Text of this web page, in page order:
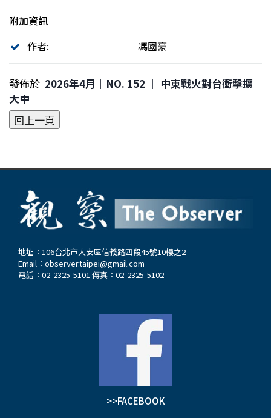
附加資訊
作者:
馮國豪
發佈於 2026年4月｜NO. 152 │ 中東戰火對台衝擊擴
大中
地址：106台北市大安區信義路四段45號10樓之2
Email： observer.taipei@gmail.com
電話：02-2325-5101 傳真：02-2325-5102
>>FACEBOOK